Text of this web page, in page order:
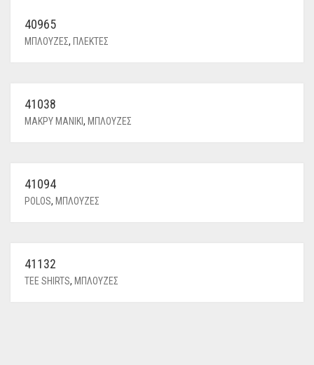
40965
ΜΠΛΟΥΖΕΣ, ΠΛΕΚΤΕΣ
41038
ΜΑΚΡΥ ΜΑΝΙΚΙ, ΜΠΛΟΥΖΕΣ
41094
POLOS, ΜΠΛΟΥΖΕΣ
41132
TEE SHIRTS, ΜΠΛΟΥΖΕΣ